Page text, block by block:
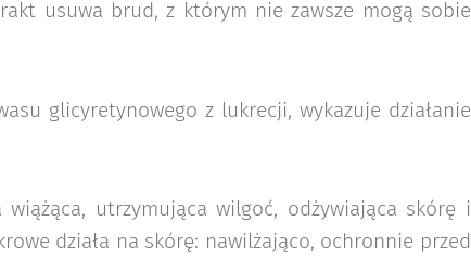
usuwa brud, z którym nie zawsze mogą sobie
glicyretynowego z lukrecji, wykazuje działanie
utrzymująca wilgoć, odżywiająca skórę i
działa na skórę: nawilżająco, ochronnie przed